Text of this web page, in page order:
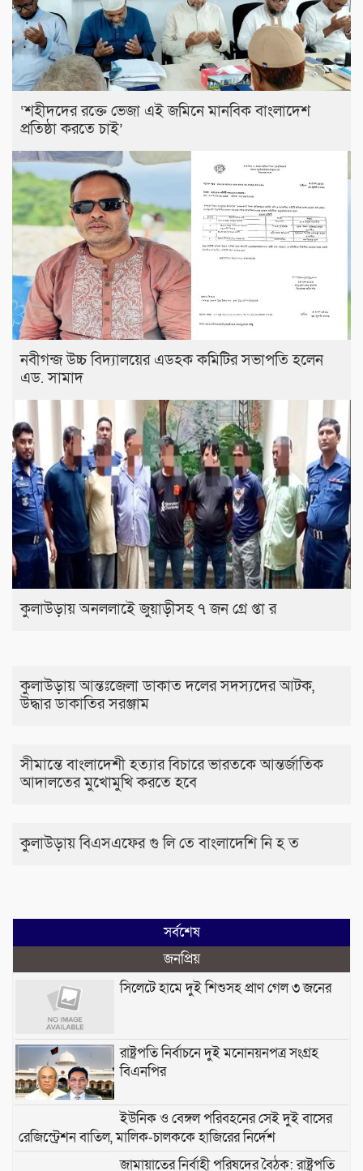
‘শহীদদের রক্তে ভেজা এই জমিনে মানবিক বাংলাদেশ
প্রতিষ্ঠা করতে চাই’
নবীগন্জ উচ্চ বিদ্যালয়ের এডহক কমিটির সভাপতি হলেন
এড. সামাদ
কুলাউড়ায় অনললাইে জুয়াড়ীসহ ৭ জন গ্রে প্তা র
কুলাউড়ায় আন্তঃজেলা ডাকাত দলের সদস্যদের আটক,
উদ্ধার ডাকাতির সরঞ্জাম
সীমান্তে বাংলাদেশী হত্যার বিচারে ভারতকে আন্তর্জাতিক
আদালতের মুখোমুখি করতে হবে
কুলাউড়ায় বিএসএফের গু লি তে বাংলাদেশি নি হ ত
সর্বশেষ
জনপ্রিয়
সিলেটে হামে দুই শিশুসহ প্রাণ গেল ৩ জনের
রাষ্ট্রপতি নির্বাচনে দুই মনোনয়নপত্র সংগ্রহ
বিএনপির
ইউনিক ও বেঙ্গল পরিবহনের সেই দুই বাসের
রেজিস্ট্রেশন বাতিল, মালিক-চালককে হাজিরের নির্দেশ
জামায়াতের নির্বাহী পরিষদের বৈঠক: রাষ্ট্রপতি